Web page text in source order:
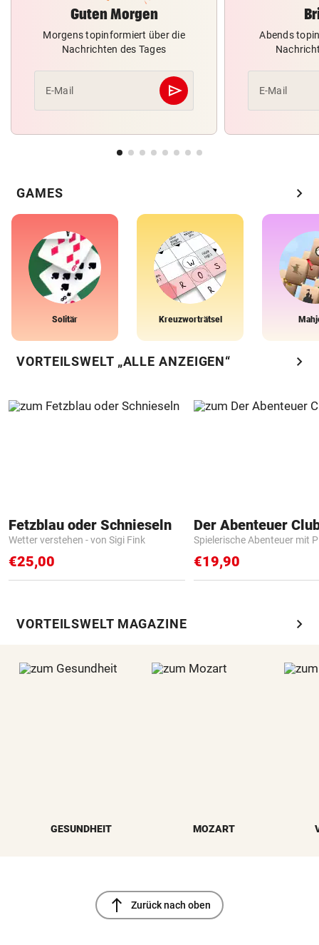
Guten Morgen
Morgens topinformiert über die
Nachrichten des Tages
E-Mail send
Abschicken
Abends
E-Mail
GAMES chevron_right
Solitär Kreuzworträtsel
VORTEILSWELT „ALLE ANZEIGEN“ chevron_right
Fetzblau oder Schnieseln
Wetter verstehen - von Sigi Fink
€25,00
Der Abenteuer
Spielerische Abenteuer mit
€19,90
VORTEILSWELT MAGAZINE chevron_right
GESUNDHEIT MOZART
north Zurück nach oben